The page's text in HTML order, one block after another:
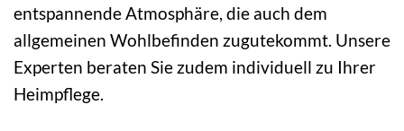
entspannende Atmosphäre, die auch dem
allgemeinen Wohlbefinden zugutekommt. Unsere
Experten beraten Sie zudem individuell zu Ihrer
Heimpflege.